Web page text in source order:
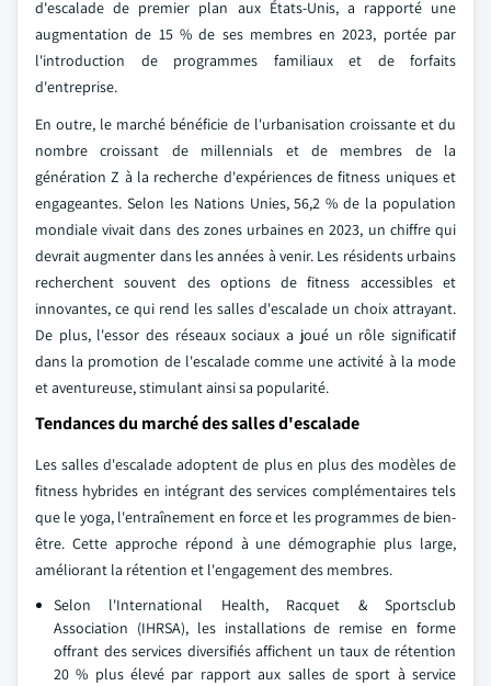
d'escalade de premier plan aux États-Unis, a rapporté une
augmentation de 15 % de ses membres en 2023, portée par
l'introduction de programmes familiaux et de forfaits
d'entreprise.
En outre, le marché bénéficie de l'urbanisation croissante et du
nombre croissant de millennials et de membres de la
génération Z à la recherche d'expériences de fitness uniques et
engageantes. Selon les Nations Unies, 56,2 % de la population
mondiale vivait dans des zones urbaines en 2023, un chiffre qui
devrait augmenter dans les années à venir. Les résidents urbains
recherchent souvent des options de fitness accessibles et
innovantes, ce qui rend les salles d'escalade un choix attrayant.
De plus, l'essor des réseaux sociaux a joué un rôle significatif
dans la promotion de l'escalade comme une activité à la mode
et aventureuse, stimulant ainsi sa popularité.
Tendances du marché des salles d'escalade
Les salles d'escalade adoptent de plus en plus des modèles de
fitness hybrides en intégrant des services complémentaires tels
que le yoga, l'entraînement en force et les programmes de bien-
être. Cette approche répond à une démographie plus large,
améliorant la rétention et l'engagement des membres.
Selon l'International Health, Racquet & Sportsclub
Association (IHRSA), les installations de remise en forme
offrant des services diversifiés affichent un taux de rétention
20 % plus élevé par rapport aux salles de sport à service